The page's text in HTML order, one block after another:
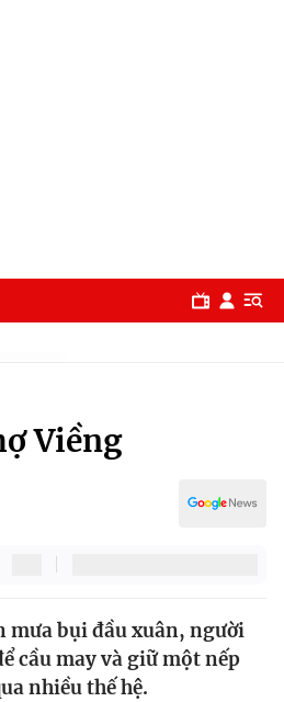
Viềng
mưa bụi đầu xuân, người
cầu may và giữ một nếp
nhiều thế hệ.